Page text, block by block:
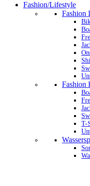
Fashion/Lifestyle
Fashion
Fashion
T-